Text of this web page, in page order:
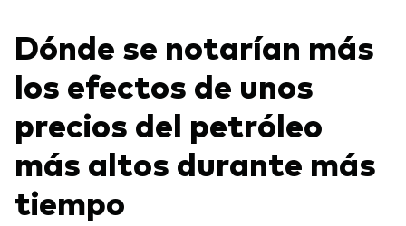
Dónde se notarían más
los efectos de unos
precios del petróleo
más altos durante más
tiempo